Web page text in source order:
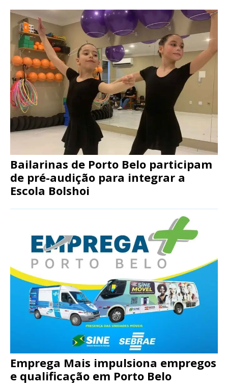
Bailarinas de Porto Belo participam
de pré-audição para integrar a
Escola Bolshoi
Emprega Mais impulsiona empregos
e qualificação em Porto Belo